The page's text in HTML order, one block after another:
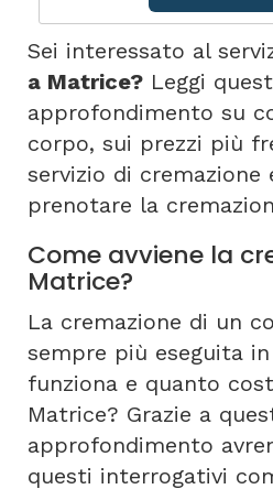
Sei interessato al
a Matrice? Leggi
approfondimento su
corpo, sui prezzi più
servizio di cremazione
prenotare la
Come avviene la
Matrice?
La cremazione di un
sempre più eseguita
funziona e quanto
Matrice? Grazie a
approfondimento
questi interrogativi